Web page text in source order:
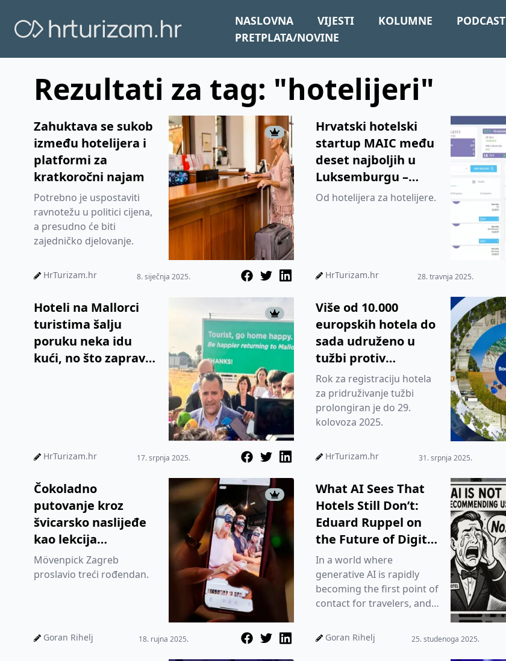
NASLOVNA VIJESTI KOLUMNE PODCAST
PRETPLATA/NOVINE
Rezultati za tag: "hotelijeri"
Zahuktava se sukob
između hotelijera i
platformi za
kratkoročni najam
Potrebno je uspostaviti
ravnotežu u politici cijena,
a presudno će biti
zajedničko djelovanje.
HrTurizam.hr 8. siječnja 2025.
Hrvatski hotelski
startup MAIC među
deset najboljih u
Luksemburgu –
korak bliže svjetskoj
Od hotelijera za hotelijere.
HrTurizam.hr 28. travnja 2025.
Hoteli na Mallorci
turistima šalju
poruku neka idu
kući, no što zapravo
HrTurizam.hr 17. srpnja 2025.
Više od 10.000
europskih hotela do
sada udruženo u
tužbi protiv
Booking.coma
Rok za registraciju hotela
za pridruživanje tužbi
prolongiran je do 29.
kolovoza 2025.
HrTurizam.hr 31. srpnja 2025.
Čokoladno
putovanje kroz
švicarsko naslijeđe
kao lekcija
hrvatskom turizmu
Mövenpick Zagreb
proslavio treći rođendan.
Goran Rihelj 18. rujna 2025.
What AI Sees That
Hotels Still Don’t:
Eduard Ruppel on
the Future of Digital
Visibility in
Hospitality
In a world where
generative AI is rapidly
becoming the first point of
contact for travelers, and
Gemini, Perplexity and new
Goran Rihelj 25. studenoga 2025.